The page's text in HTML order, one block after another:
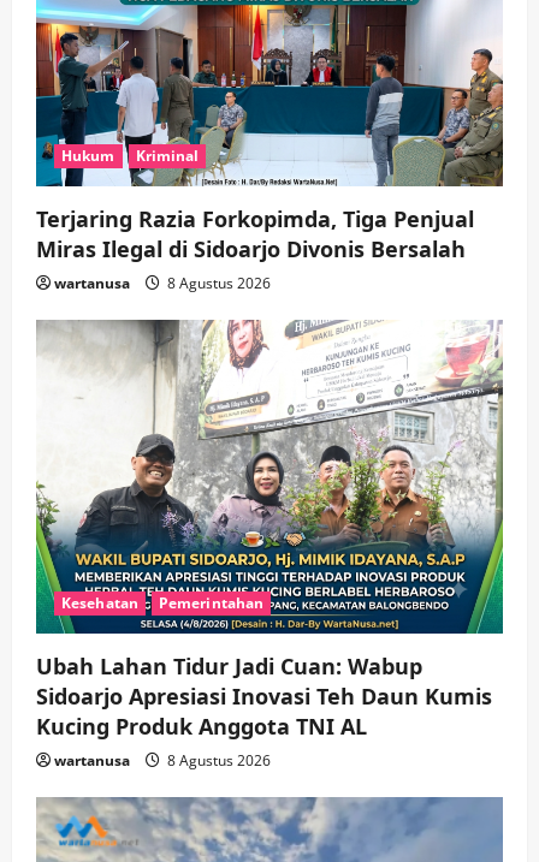
4
Ekonomi Hiburan Pemerintahan
HOT NEWS: Ribuan Warga Wage
Tumplek Blek di Bazar Rakyat Jalan
Jambu, Borong Kuliner UMKM Sambil
Nonton Jaranan!
wartanusa 4 Agustus 2026
5
Keagamaan Pemerintahan
Sinergi Permudah Perizinan, Wakaf,
hingga Hibah
wartanusa
Hukum Kriminal
Terjaring Razia Forkopimda, Tiga Penjual
Miras Ilegal di Sidoarjo Divonis Bersalah
wartanusa 8 Agustus 2026
Kesehatan Pemerintahan
Ubah Lahan Tidur Jadi Cuan: Wabup
Sidoarjo Apresiasi Inovasi Teh Daun Kumis
Kucing Produk Anggota TNI AL
wartanusa 8 Agustus 2026